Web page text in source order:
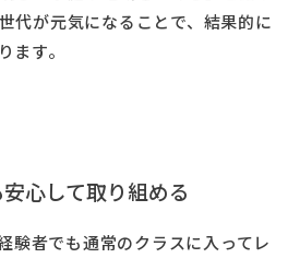
代が元気になることで、結果的に
ます。
心して取り組める
験者でも通常のクラスに入ってレ